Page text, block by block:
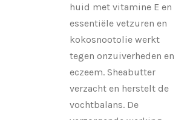
huid met vitamine E en
essentiële vetzuren en
kokosnootolie werkt
tegen onzuiverheden en
eczeem. Sheabutter
verzacht en herstelt de
vochtbalans. De